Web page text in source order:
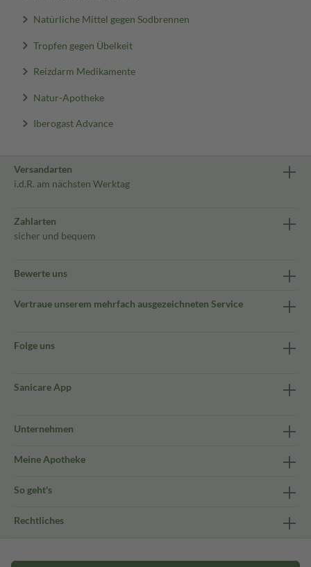
Natürliche Mittel gegen Sodbrennen
Tropfen gegen Übelkeit
Reizdarm Medikamente
Natur-Apotheke
Iberogast Advance
Versandarten
i.d.R. am nächsten Werktag
Zahlarten
sicher und bequem
Bewerte uns
Vertraue unserem mehrfach ausgezeichneten Service
Folge uns
Sanicare App
Unternehmen
Meine Apotheke
So geht's
Rechtliches